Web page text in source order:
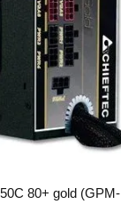
80+ gold (GPM-